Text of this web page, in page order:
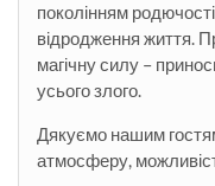
поколінням
відродження життя.
магічну силу –
усього злого.
Дякуємо нашим
атмосферу,